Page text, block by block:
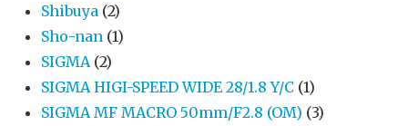
Shibuya (2)
Sho-nan (1)
SIGMA (2)
SIGMA HIGI-SPEED WIDE 28/1.8 Y/C (1)
SIGMA MF MACRO 50mm/F2.8 (OM) (3)